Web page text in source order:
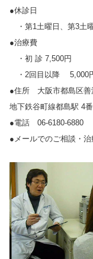
●休診日
・第1土曜日、第3土
●治療費
・初 診 7,500円
・2回目以降 5,000
●住所 大阪市都島区
地下鉄谷町線都島駅 4
●電話 06-6180-6880
●メールでのご相談・治